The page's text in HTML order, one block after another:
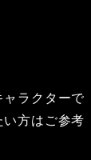
ャラクターで
方はご参考